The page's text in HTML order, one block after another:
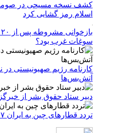
کشف نسخه‌ مسیحی در صومعه
اسلام رمز گشایی کرد
سوغات غرب بود؟
کارنامه رژیم صهیونیستی در
آتش‌بس‌ها
دبیر ستاد حقوق بشر از
تردد قطارهای چین به ایران ۷ برابر شد